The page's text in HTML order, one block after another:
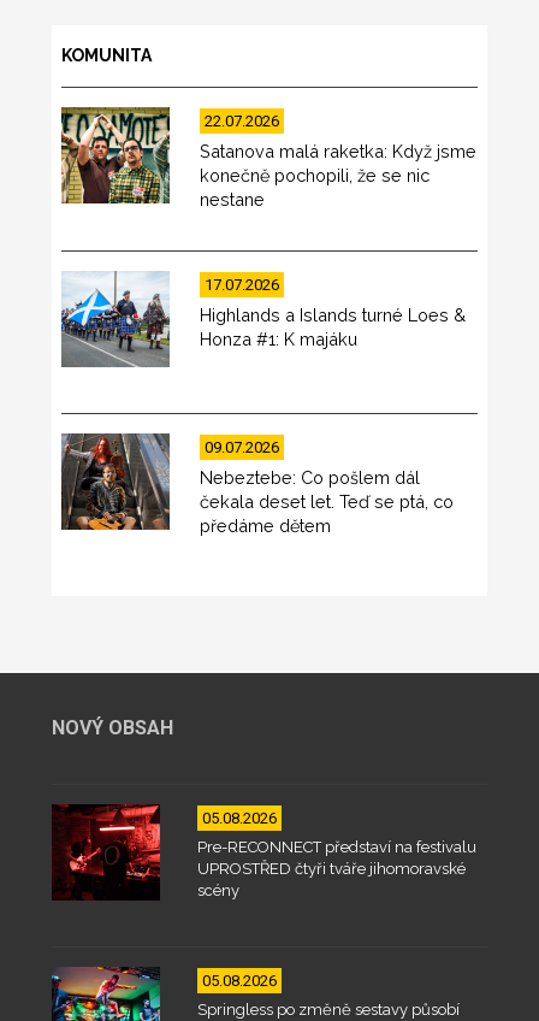
KOMUNITA
22.07.2026
Satanova malá raketka: Když jsme
konečně pochopili, že se nic
nestane
17.07.2026
Highlands a Islands turné Loes &
Honza #1: K majáku
09.07.2026
Nebeztebe: Co pošlem dál
čekala deset let. Teď se ptá, co
předáme dětem
NOVÝ OBSAH
05.08.2026
Pre-RECONNECT představí na festivalu
UPROSTŘED čtyři tváře jihomoravské
scény
05.08.2026
Springless po změně sestavy působí